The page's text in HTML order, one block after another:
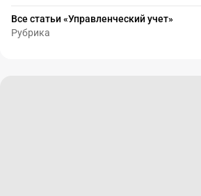
Все статьи «Управленческий учет»
Рубрика